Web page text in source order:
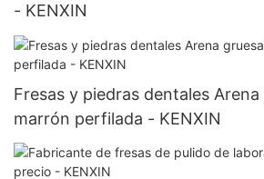
- KENXIN
Fresas y piedras dentales Arena
marrón perfilada - KENXIN